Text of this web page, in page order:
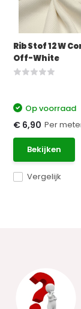
Rib Stof 12 W
Off-White
Vergelijk
Op voorraad
€ 6,90 Per
Bekijken